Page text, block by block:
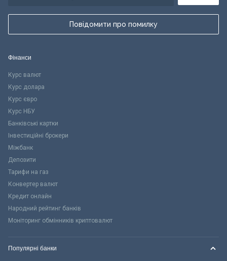
Повідомити про помилку
Фінанси
Курс валют
Курс долара
Курс євро
Курс НБУ
Банківські картки
Інвестиційні брокери
Міжбанк
Депозити
Тарифи на газ
Конвертер валют
Кредит онлайн
Народний рейтинг банків
Моніторинг обмінників криптовалют
Популярні банки